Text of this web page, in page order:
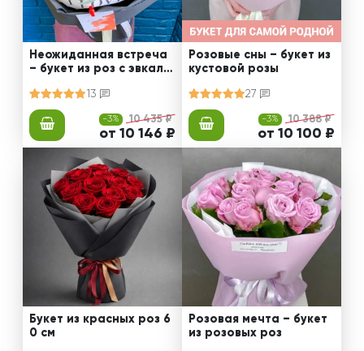
Неожиданная встреча
– букет из роз с эвкали
13
-3% 10 435 ₽
от 10 146 ₽
Розовые сны – букет из
кустовой розы
27
-3% 10 388 ₽
от 10 100 ₽
Букет из красных роз 6
0 см
Розовая мечта – букет
из розовых роз